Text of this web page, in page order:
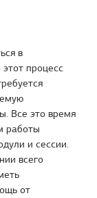
в
процесс
Все это время
работы
и сессии.
всего
от